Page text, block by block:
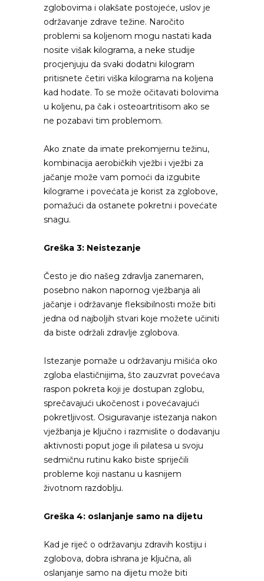
zglobovima i olakšate postojeće, uslov je
održavanje zdrave težine. Naročito
problemi sa koljenom mogu nastati kada
nosite višak kilograma, a neke studije
procjenjuju da svaki dodatni kilogram
pritisnete četiri viška kilograma na koljena
kad hodate. To se može očitavati bolovima
u koljenu, pa čak i osteoartritisom ako se
ne pozabavi tim problemom.
Ako znate da imate prekomjernu težinu,
kombinacija aerobičkih vježbi i vježbi za
jačanje može vam pomoći da izgubite
kilograme i povećata je korist za zglobove,
pomažući da ostanete pokretni i povećate
snagu.
Greška 3: Neistezanje
Često je dio našeg zdravlja zanemaren,
posebno nakon napornog vježbanja ali
jačanje i održavanje fleksibilnosti može biti
jedna od najboljih stvari koje možete učiniti
da biste održali zdravlje zglobova.
Istezanje pomaže u održavanju mišića oko
zgloba elastičnijima, što zauzvrat povećava
raspon pokreta koji je dostupan zglobu,
sprečavajući ukočenost i povećavajući
pokretljivost. Osiguravanje istezanja nakon
vježbanja je ključno i razmislite o dodavanju
aktivnosti poput joge ili pilatesa u svoju
sedmičnu rutinu kako biste spriječili
probleme koji nastanu u kasnijem
životnom razdoblju.
Greška 4: oslanjanje samo na dijetu
Kad je riječ o održavanju zdravih kostiju i
zglobova, dobra ishrana je ključna, ali
oslanjanje samo na dijetu može biti